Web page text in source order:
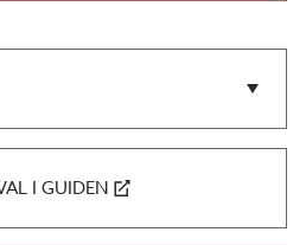
I GUIDEN